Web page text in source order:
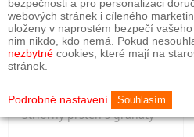
Stříbrný prsten s granáty
bezpečnosti a pro personalizaci
webových stránek i cíleného
uloženy v naprostém bezpečí
nim nikdo, kdo nemá. Pokud
nezbytné cookies, které mají na
stránek.
Podrobné nastavení Souhlasím